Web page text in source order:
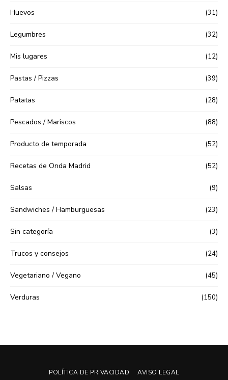
Huevos (31)
Legumbres (32)
Mis lugares (12)
Pastas / Pizzas (39)
Patatas (28)
Pescados / Mariscos (88)
Producto de temporada (52)
Recetas de Onda Madrid (52)
Salsas (9)
Sandwiches / Hamburguesas (23)
Sin categoría (3)
Trucos y consejos (24)
Vegetariano / Vegano (45)
Verduras (150)
POLÍTICA DE PRIVACIDAD AVISO LEGAL